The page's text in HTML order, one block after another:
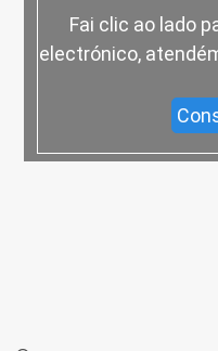
Fai clic ao lado
electrónico,